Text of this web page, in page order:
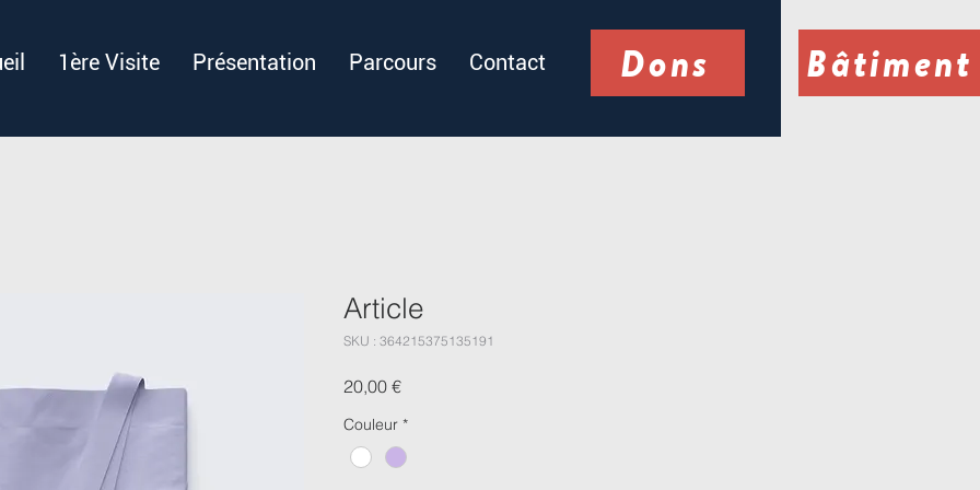
1ère Visite Présentation Parcours Contact Dons Bâtiment
Article
SKU : 364215375135191
20,00 €Prix
Couleur *